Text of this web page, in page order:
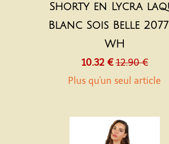
Shorty en Lycra
Blanc Sois Belle
WH
10.32 € 12.90 €
Plus qu'un seul article